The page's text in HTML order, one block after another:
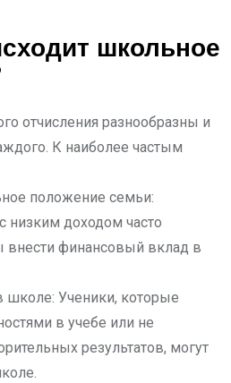
школьное
отчисления разнообразны и
К наиболее частым
положение семьи:
низким доходом часто
внести финансовый вклад в
школе: Ученики, которые
в учебе или не
результатов, могут